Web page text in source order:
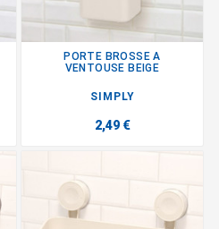
PORTE BROSSE A
VENTOUSE BEIGE
SIMPLY
2,49 €